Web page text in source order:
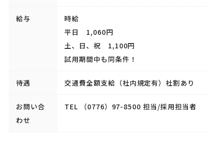
給与
時給
平日 1,060円
土、日、祝 1,100円
試用期間中も同条件！
待遇 交通費全額支給（社内規定有）社割あり
お問い合
わせ
TEL （0776）97-8500 担当/採用担当者